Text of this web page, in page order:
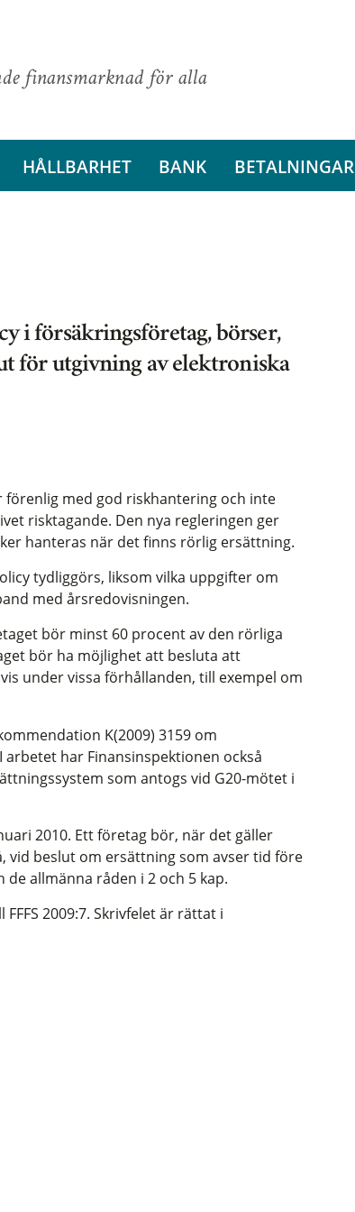
finansmarknad för alla
HÅLLBARHET BANK BETALNINGAR
i försäkringsföretag, börser,
för utgivning av elektroniska
med god riskhantering och inte
risktagande. Den nya regleringen ger
hanteras när det finns rörlig ersättning.
tydliggörs, liksom vilka uppgifter om
med årsredovisningen.
bör minst 60 procent av den rörliga
bör ha möjlighet att besluta att
under vissa förhållanden, till exempel om
K(2009) 3159 om
har Finansinspektionen också
som antogs vid G20-mötet i
2010. Ett företag bör, när det gäller
vid beslut om ersättning som avser tid före
allmänna råden i 2 och 5 kap.
2009:7. Skrivfelet är rättat i